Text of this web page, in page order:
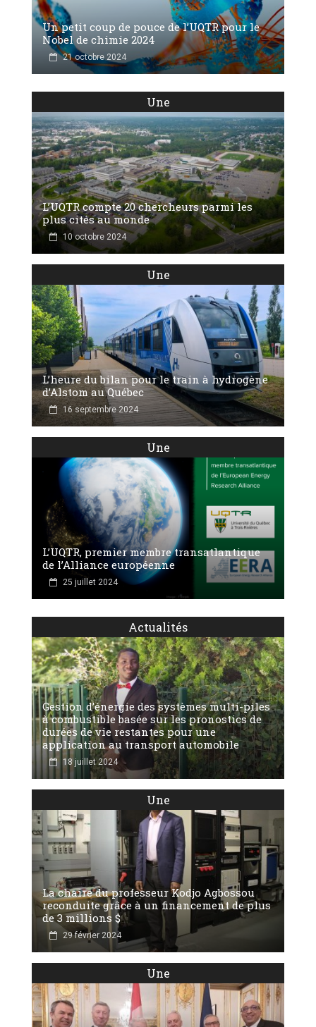
Un petit coup de pouce de l’UQTR pour le
Nobel de chimie 2024
21 octobre 2024
Une
L’UQTR compte 20 chercheurs parmi les
plus cités au monde
10 octobre 2024
Une
L’heure du bilan pour le train à hydrogène
d’Alstom au Québec
16 septembre 2024
Une
L’UQTR, premier membre transatlantique
de l’Alliance européenne
25 juillet 2024
Actualités
Gestion d’énergie des systèmes multi-piles
à combustible basée sur les pronostics de
durées de vie restantes pour une
application au transport automobile
18 juillet 2024
Une
La chaire du professeur Kodjo Agbossou
reconduite grâce à un financement de plus
de 3 millions $
29 février 2024
Une